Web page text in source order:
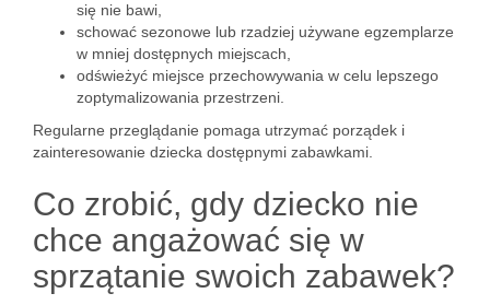
się nie bawi,
schować sezonowe lub rzadziej używane egzemplarze
w mniej dostępnych miejscach,
odświeżyć miejsce przechowywania w celu lepszego
zoptymalizowania przestrzeni.
Regularne przeglądanie pomaga utrzymać porządek i
zainteresowanie dziecka dostępnymi zabawkami.
Co zrobić, gdy dziecko nie
chce angażować się w
sprzątanie swoich zabawek?